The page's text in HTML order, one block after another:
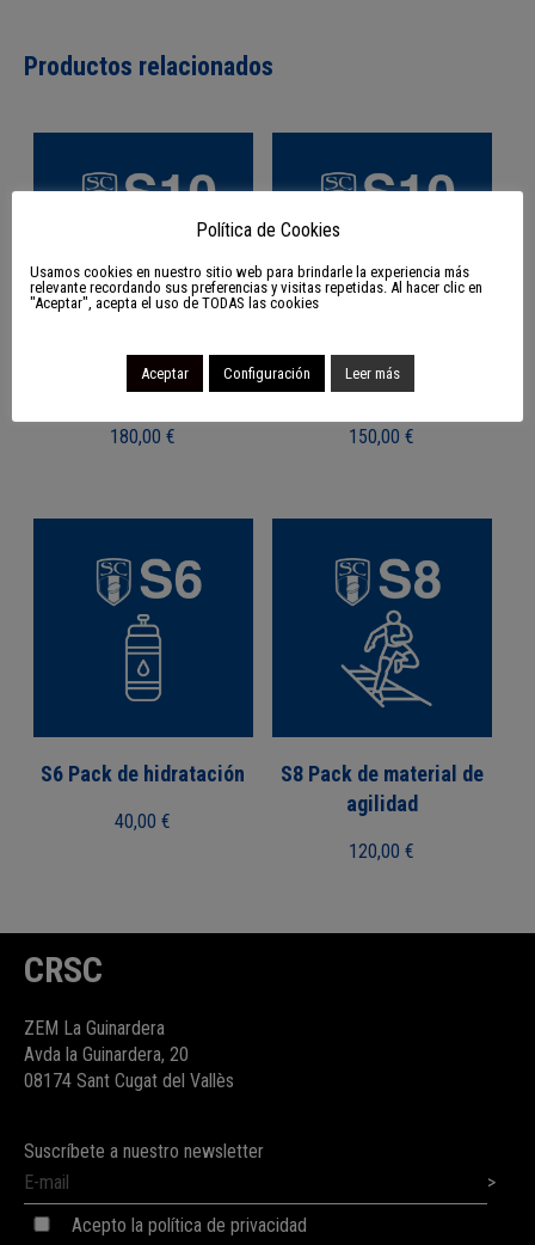
Productos relacionados
S10 Pack de entreno
180,00€
S10 Pack balones
150,00€
S6 Pack de hidratación
40,00€
S8 Pack de material de
agilidad
120,00€
CRSC
ZEM La Guinardera
Avda la Guinardera, 20
08174 Sant Cugat del Vallès
Suscríbete a nuestro newsletter
Acepto la política de privacidad
Política de Cookies
Usamos cookies en nuestro sitio web para brindarle la experiencia más
relevante recordando sus preferencias y visitas repetidas. Al hacer clic en
"Aceptar", acepta el uso de TODAS las cookies
Aceptar Configuración Leer más